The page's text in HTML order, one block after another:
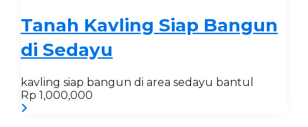
Tanah Kavling Siap Bangun
di Sedayu
kavling siap bangun di area sedayu bantul
Rp 1,000,000